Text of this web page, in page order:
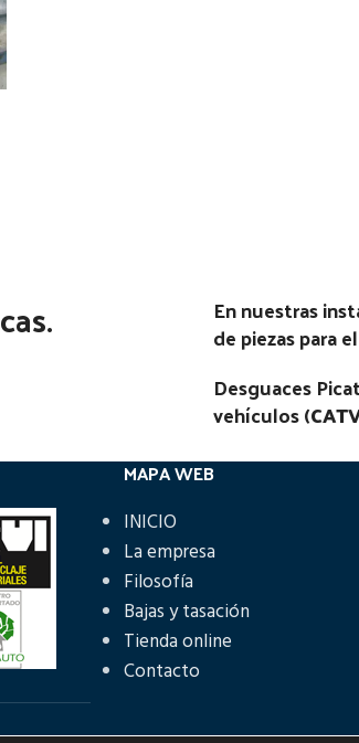
En nuestras
de piezas para
Desguaces
vehículos (
MAPA WEB
INICIO
La empresa
Filosofía
Bajas y tasación
Tienda online
Contacto